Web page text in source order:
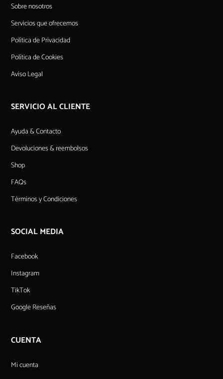
Sobre nosotros
Servicios que ofrecemos
Política de Privacidad
Política de Cookies
Aviso Legal
SERVICIO AL CLIENTE
Ayuda & Contacto
Devoluciones & reembolsos
Shop
FAQs
Términos y Condiciones
SOCIAL MEDIA
Facebook
Instagram
TikTok
Google Reseñas
CUENTA
Mi cuenta